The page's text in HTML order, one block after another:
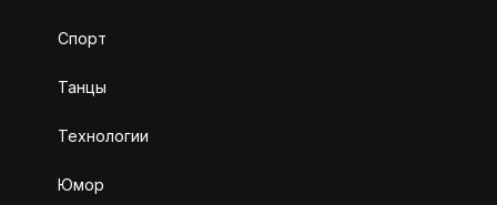
Спорт
Танцы
Технологии
Юмор